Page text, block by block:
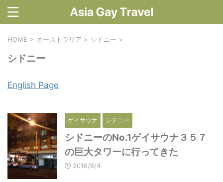
HOME > オーストラリア > シドニー >
シドニー
English Page
ゲイサウナ シドニー
シドニーのNo.1ゲイサウナ３５７
の巨大タワーに行ってきた
2016/8/4